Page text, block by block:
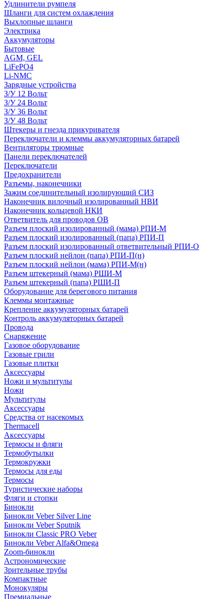
Удлинители румпеля
Шланги для систем охлаждения
Выхлопные шланги
Электрика
Аккумуляторы
Бытовые
AGM, GEL
LiFePO4
Li-NMC
Зарядные устройства
З/У 12 Вольт
З/У 24 Вольт
З/У 36 Вольт
З/У 48 Вольт
Штекеры и гнезда прикуривателя
Переключатели и клеммы аккумуляторных батарей
Вентиляторы трюмные
Панели переключателей
Переключатели
Предохранители
Разъемы, наконечники
Зажим соединительный изолирующий СИЗ
Наконечник вилочный изолированный НВИ
Наконечник кольцевой НКИ
Ответвитель для проводов ОВ
Разъем плоский изолированный (мама) РПИ-М
Разъем плоский изолированный (папа) РПИ-П
Разъем плоский изолированный ответвительный РПИ-О
Разъем плоский нейлон (папа) РПИ-П(н)
Разъем плоский нейлон (мама) РПИ-М(н)
Разъем штекерный (мама) РШИ-М
Разъем штекерный (папа) РШИ-П
Оборудование для берегового питания
Клеммы монтажные
Крепление аккумуляторных батарей
Контроль аккумуляторных батарей
Провода
Снаряжение
Газовое оборудование
Газовые грили
Газовые плитки
Аксессуары
Ножи и мультитулы
Ножи
Мультитулы
Аксессуары
Средства от насекомых
Thermacell
Аксессуары
Термосы и фляги
Термобутылки
Термокружки
Термосы для еды
Термосы
Туристические наборы
Фляги и стопки
Бинокли
Бинокли Veber Silver Line
Бинокли Veber Sputnik
Бинокли Classic PRO Veber
Бинокли Veber Alfa&Omega
Zoom-бинокли
Астрономические
Зрительные трубы
Компактные
Монокуляры
Премиальные